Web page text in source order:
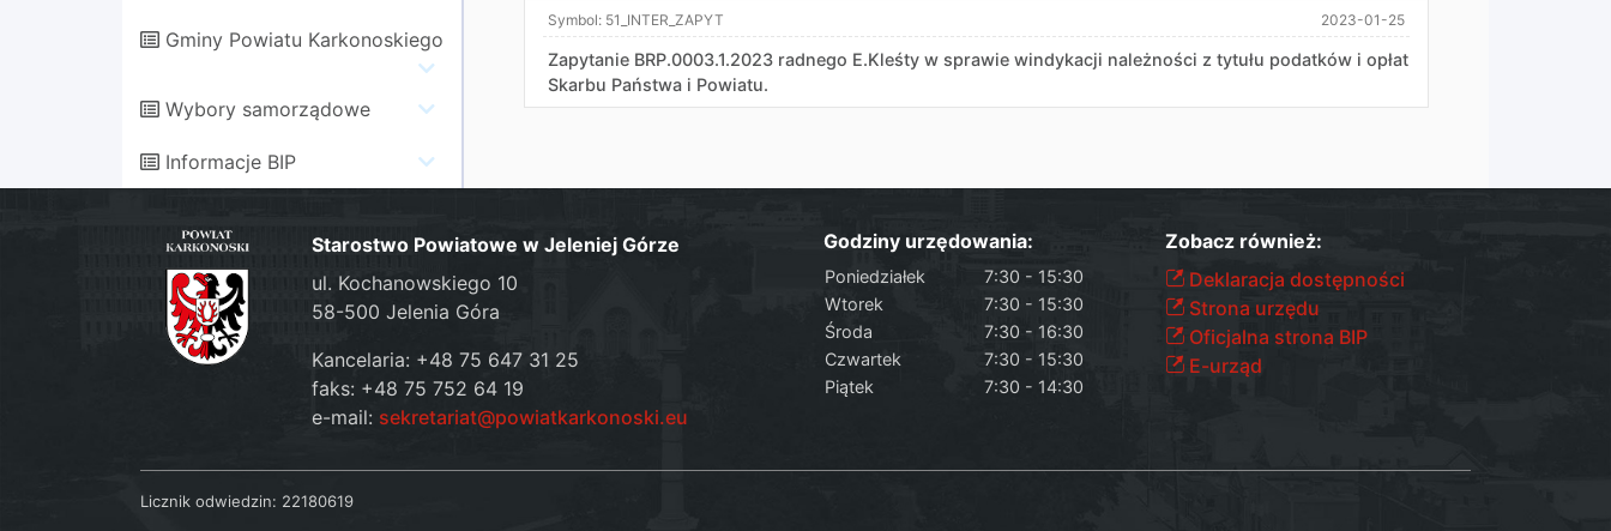
Gminy Powiatu Karkonoskiego
Wybory samorządowe
Informacje BIP
Symbol: 51_INTER_ZAPYT 2023-01-25
Zapytanie BRP.0003.1.2023 radnego E.Kleśty w sprawie windykacji należności z tytułu podatków i opłat
Skarbu Państwa i Powiatu.
Starostwo Powiatowe w Jeleniej Górze
ul. Kochanowskiego 10
58-500 Jelenia Góra
Kancelaria: +48 75 647 31 25
faks: +48 75 752 64 19
e-mail: sekretariat@powiatkarkonoski.eu
Godziny urzędowania:
Poniedziałek
7:30 - 15:30
Wtorek
7:30 - 15:30
Środa
7:30 - 16:30
Czwartek
7:30 - 15:30
Piątek
7:30 - 14:30
Zobacz również:
Deklaracja dostępności
Strona urzędu
Oficjalna strona BIP
E-urząd
Licznik odwiedzin: 22180619